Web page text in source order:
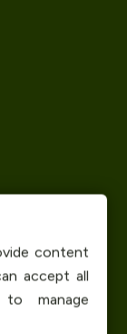
content
accept all
manage